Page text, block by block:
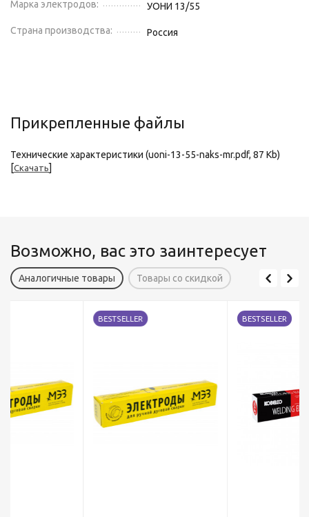
Марка электродов: УОНИ 13/55
Страна производства: Россия
Прикрепленные файлы
Технические характеристики (uoni-13-55-naks-mr.pdf, 87 Kb)
[Скачать]
Возможно, вас это заинтересует
Аналогичные товары Товары со скидкой